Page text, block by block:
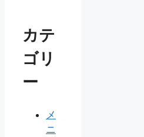
カテ
ゴリ
ー
メ
ニ